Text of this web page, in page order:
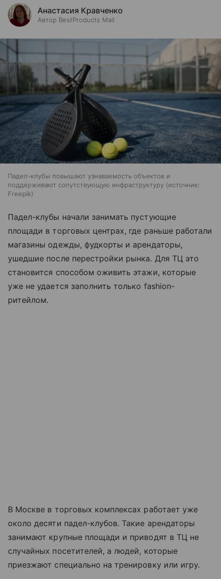
Анастасия Кравченко
Автор BestProducts Mail
Падел-клубы повышают узнаваемость объектов и
поддерживают сопутствующую инфраструктуру
источник:
Freepik
Падел-клубы начали занимать пустующие
площади в торговых центрах, где раньше работали
магазины одежды, фудкорты и арендаторы,
ушедшие после перестройки рынка. Для ТЦ это
становится способом оживить этажи, которые
уже не удается заполнить только fashion-
ритейлом.
В Москве в торговых комплексах работает уже
около десяти падел-клубов. Такие арендаторы
занимают крупные площади и приводят в ТЦ не
случайных посетителей, а людей, которые
приезжают специально на тренировку или игру.